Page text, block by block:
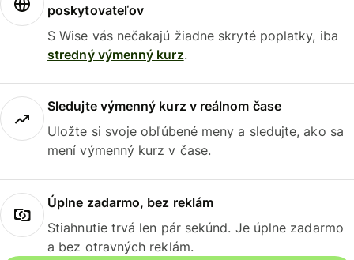
poskytovateľov
S Wise vás nečakajú žiadne skryté poplatky, iba
stredný výmenný kurz.
Sledujte výmenný kurz v reálnom čase
Uložte si svoje obľúbené meny a sledujte, ako sa
mení výmenný kurz v čase.
Úplne zadarmo, bez reklám
Stiahnutie trvá len pár sekúnd. Je úplne zadarmo
a bez otravných reklám.